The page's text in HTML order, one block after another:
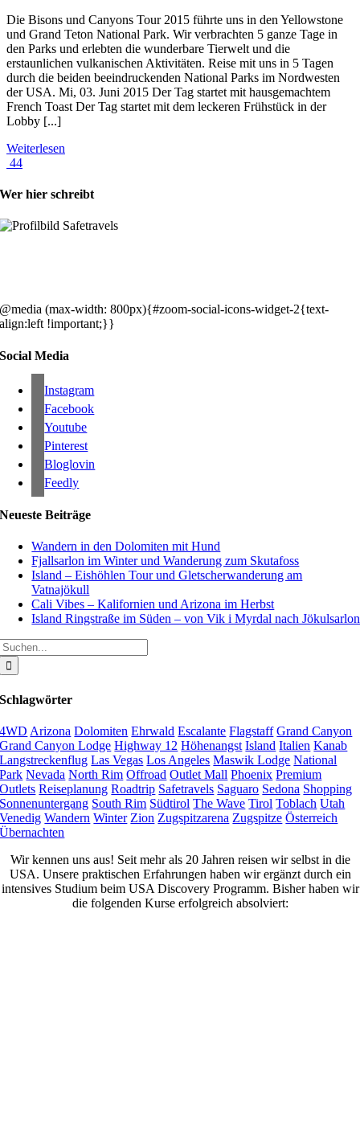
Die Bisons und Canyons Tour 2015 führte uns in den Yellowstone
und Grand Teton National Park. Wir verbrachten 5 ganze Tage in
den Parks und erlebten die wunderbare Tierwelt und die
erstaunlichen vulkanischen Aktivitäten. Reise mit uns in 5 Tagen
durch die beiden beeindruckenden National Parks im Nordwesten
der USA. Mi, 03. Juni 2015 Der Tag startet mit hausgemachtem
French Toast Der Tag startet mit dem leckeren Frühstück in der
Lobby [...]
Weiterlesen
44
Wer hier schreibt
@media (max-width: 800px){#zoom-social-icons-widget-2{text-
align:left !important;}}
Social Media
Instagram
Facebook
Youtube
Pinterest
Bloglovin
Feedly
Neueste Beiträge
Wandern in den Dolomiten mit Hund
Fjallsarlon im Winter und Wanderung zum Skutafoss
Island – Eishöhlen Tour und Gletscherwanderung am
Vatnajökull
Cali Vibes – Kalifornien und Arizona im Herbst
Island Ringstraße im Süden – von Vik i Myrdal nach Jökulsarlon
Schlagwörter
4WD Arizona Dolomiten Ehrwald Escalante Flagstaff Grand Canyon
Grand Canyon Lodge Highway 12 Höhenangst Island Italien Kanab
Langstreckenflug Las Vegas Los Angeles Maswik Lodge National
Park Nevada North Rim Offroad Outlet Mall Phoenix Premium
Outlets Reiseplanung Roadtrip Safetravels Saguaro Sedona Shopping
Sonnenuntergang South Rim Südtirol The Wave Tirol Toblach Utah
Venedig Wandern Winter Zion Zugspitzarena Zugspitze Österreich
Übernachten
Wir kennen uns aus! Seit mehr als 20 Jahren reisen wir selbst in die
USA. Unsere praktischen Erfahrungen haben wir ergänzt durch ein
intensives Studium beim USA Discovery Programm. Bisher haben wir
die folgenden Kurse erfolgreich absolviert: